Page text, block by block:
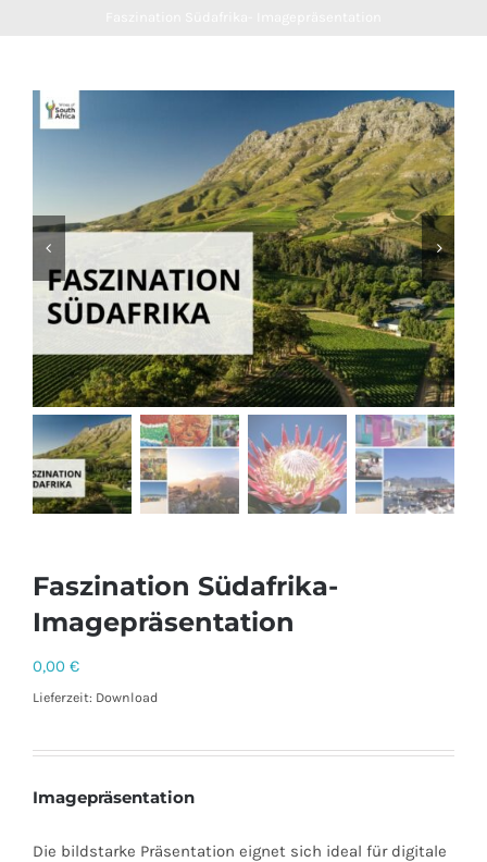
Faszination Südafrika-
Imagepräsentation
0,00 €
Lieferzeit: Download
Imagepräsentation
Die bildstarke Präsentation eignet sich ideal für digitale